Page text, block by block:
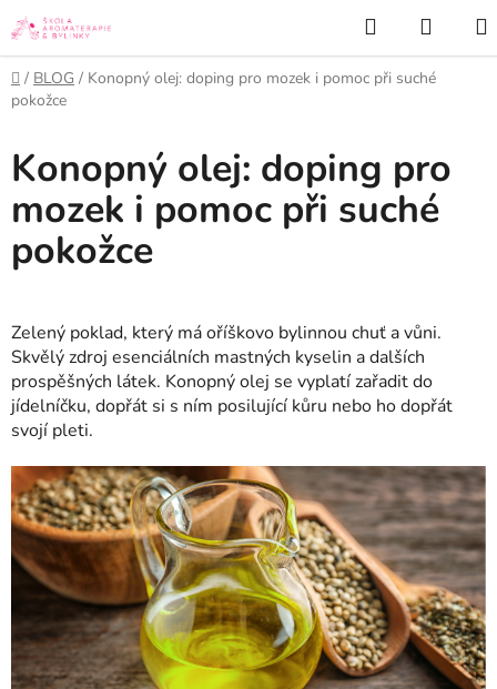
Přejít
na
obsah
Hledat
KOŠÍK
Domů
/ BLOG / Konopný olej: doping pro mozek i pomoc při suché
pokožce
Konopný olej: doping pro
mozek i pomoc při suché
pokožce
Zelený poklad, který má oříškovo bylinnou chuť a vůni.
Skvělý zdroj esenciálních mastných kyselin a dalších
prospěšných látek. Konopný olej se vyplatí zařadit do
jídelníčku, dopřát si s ním posilující kůru nebo ho dopřát
svojí pleti.